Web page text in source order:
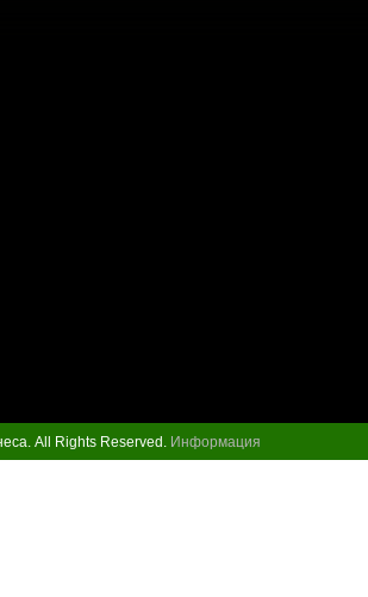
All Rights Reserved. Информация